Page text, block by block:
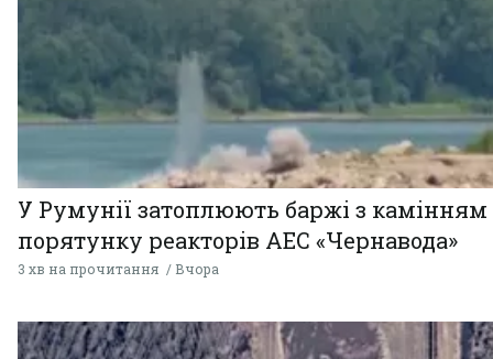
У Румунії затоплюють баржі з
порятунку реакторів АЕС «Чернавода»
3 хв на прочитання Вчора